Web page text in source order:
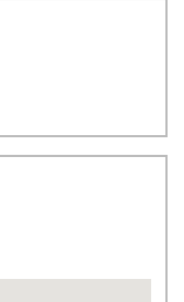
veuillez donc